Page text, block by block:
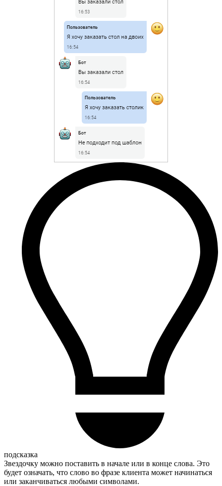
подсказка
Звездочку можно поставить в начале или в конце слова. Это
будет означать, что слово во фразе клиента может начинаться
или заканчиваться любыми символами.